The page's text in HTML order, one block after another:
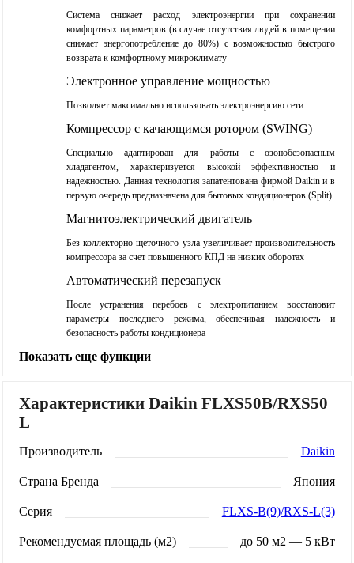
Система снижает расход электроэнергии при сохранении
комфортных параметров (в случае отсутствия людей в помещении
снижает энергопотребление до 80%) с возможностью быстрого
возврата к комфортному микроклимату
Электронное управление мощностью
Позволяет максимально использовать электроэнергию сети
Компрессор с качающимся ротором (SWING)
Специально адаптирован для работы с озонобезопасным
хладагентом, характеризуется высокой эффективностью и
надежностью. Данная технология запатентована фирмой Daikin и в
первую очередь предназначена для бытовых кондиционеров (Split)
Магнитоэлектрический двигатель
Без коллекторно-щеточного узла увеличивает производительность
компрессора за счет повышенного КПД на низких оборотах
Автоматический перезапуск
После устранения перебоев с электропитанием восстановит
параметры последнего режима, обеспечивая надежность и
безопасность работы кондиционера
Показать еще функции
Характеристики Daikin FLXS50B/RXS50
L
Производитель Daikin
Страна Бренда Япония
Серия FLXS-B(9)/RXS-L(3)
Рекомендуемая площадь (м2) до 50 м2 — 5 кВт